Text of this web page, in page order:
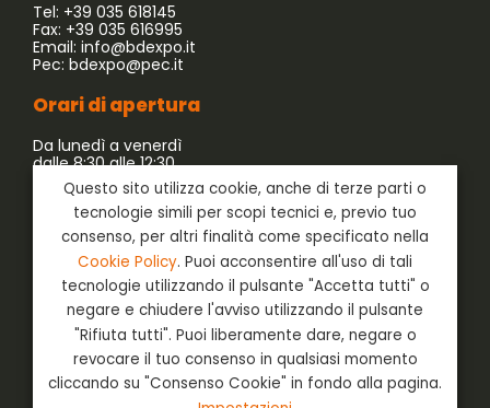
Tel: +39 035 618145
Fax: +39 035 616995
Email: info@bdexpo.it
Pec: bdexpo@pec.it
Orari di apertura
Da lunedì a venerdì
dalle 8:30 alle 12:30
dalle 13:30 alle 17:30
Azienda associata a:
Questo sito utilizza cookie, anche di terze parti o
tecnologie simili per scopi tecnici e, previo tuo
consenso, per altri finalità come specificato nella
Cookie Policy. Puoi acconsentire all'uso di tali
tecnologie utilizzando il pulsante "Accetta tutti" o
negare e chiudere l'avviso utilizzando il pulsante
"Rifiuta tutti". Puoi liberamente dare, negare o
revocare il tuo consenso in qualsiasi momento
cliccando su "Consenso Cookie" in fondo alla pagina.